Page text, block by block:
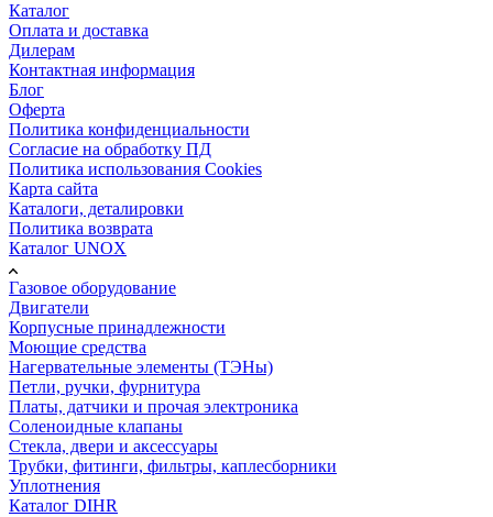
Каталог
Оплата и доставка
Дилерам
Контактная информация
Блог
Оферта
Политика конфиденциальности
Согласие на обработку ПД
Политика использования Cookies
Карта сайта
Каталоги, деталировки
Политика возврата
Каталог UNOX
Газовое оборудование
Двигатели
Корпусные принадлежности
Моющие средства
Нагервательные элементы (ТЭНы)
Петли, ручки, фурнитура
Платы, датчики и прочая электроника
Соленоидные клапаны
Стекла, двери и аксессуары
Трубки, фитинги, фильтры, каплесборники
Уплотнения
Каталог DIHR